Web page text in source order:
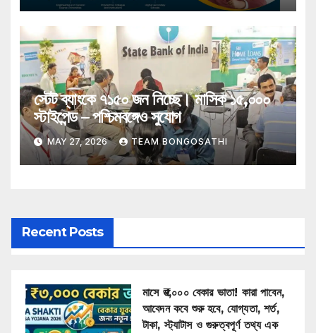
স্টেট ব্যাংকে ৭১৫০ জন নিচ্ছে। মাসিক ১৫,০০০
স্টাইপেন্ড – পশ্চিমবঙ্গেও সুযোগ
MAY 27, 2026 TEAM BONGOSATHI
Recent Posts
মাসে ₹৩,০০০ বেকার ভাতা! কারা পাবেন,
আবেদন কবে শুরু হবে, যোগ্যতা, শর্ত,
টাকা, স্ট্যাটাস ও গুরুত্বপূর্ণ তথ্য এক